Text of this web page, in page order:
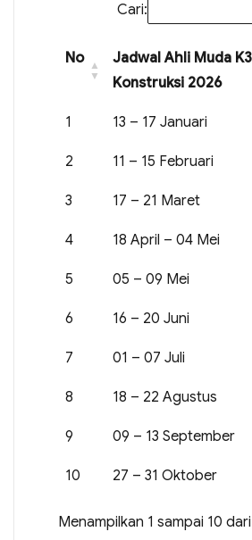
Cari:
No
Jadwal Ahli Muda K3
Konstruksi 2026
1 13 – 17 Januari
2 11 – 15 Februari
3 17 – 21 Maret
4 18 April – 04 Mei
5 05 – 09 Mei
6 16 – 20 Juni
7 01 – 07 Juli
8 18 – 22 Agustus
9 09 – 13 September
10 27 – 31 Oktober
Menampilkan 1 sampai 10